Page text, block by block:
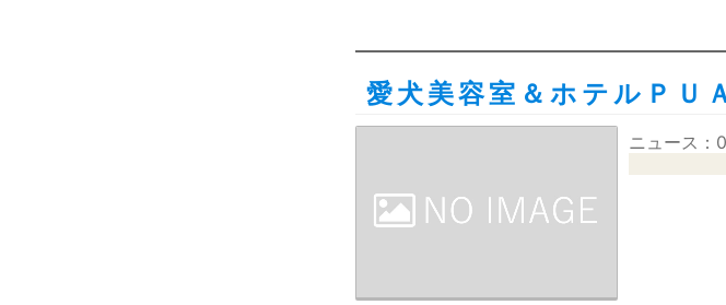
愛犬美容室＆ホテルＰＵ
ニュース：